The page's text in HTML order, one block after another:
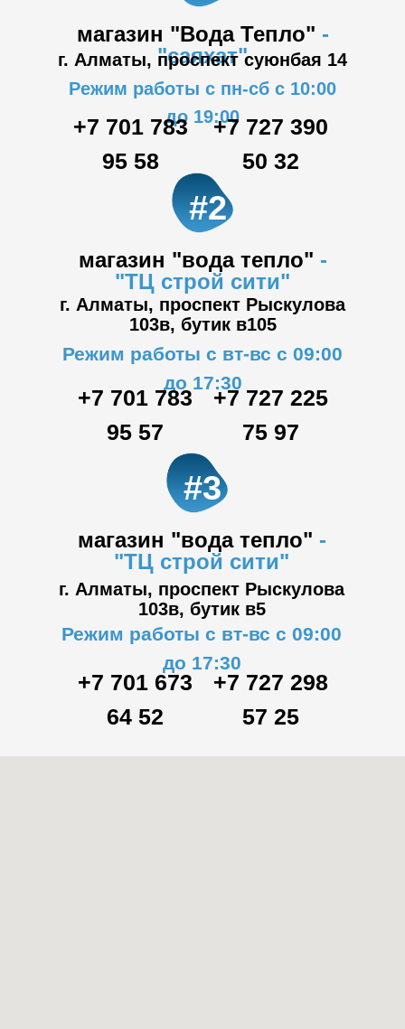
магазин "Вода Тепло" -
"саяхат"
г. Алматы, проспект суюнбая 14
магазин "вода тепло" -
"ТЦ строй сити"
г. Алматы, проспект Рыскулова
103в, бутик в105
Режим работы с пн-сб с 10:00
до 19:00
Режим работы с вт-вс с 09:00
до 17:30
магазин "вода тепло" -
"ТЦ строй сити"
#3
г. Алматы, проспект Рыскулова
103в, бутик в5
Режим работы с вт-вс с 09:00
до 17:30
+7 701 783
95 58
+7 701 783
95 57
+7 727 225
75 97
+7 701 673
64 52
+7 727 298
57 25
#2
+7 727 390
50 32